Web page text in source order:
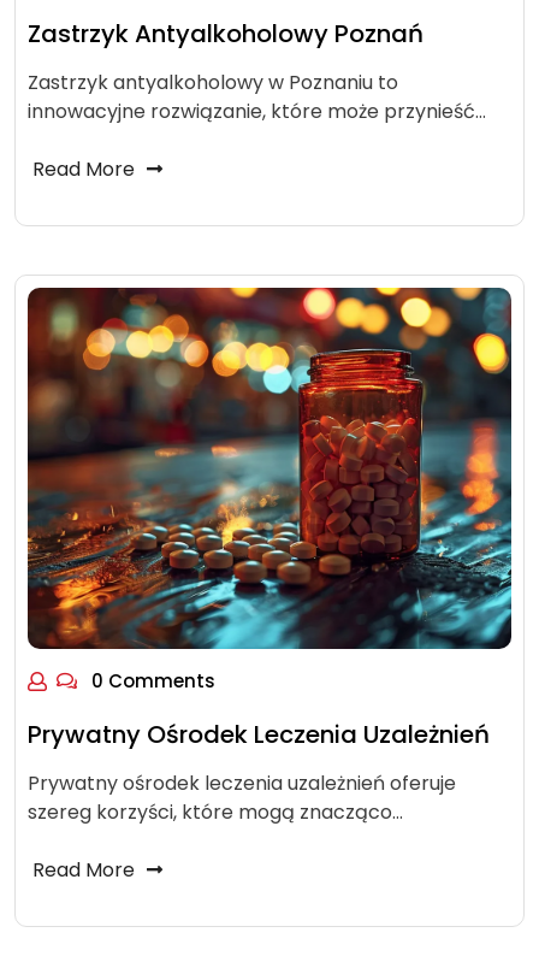
Zastrzyk Antyalkoholowy Poznań
Zastrzyk antyalkoholowy w Poznaniu to
innowacyjne rozwiązanie, które może przynieść…
Read More
0 Comments
Prywatny Ośrodek Leczenia Uzależnień
Prywatny ośrodek leczenia uzależnień oferuje
szereg korzyści, które mogą znacząco…
Read More